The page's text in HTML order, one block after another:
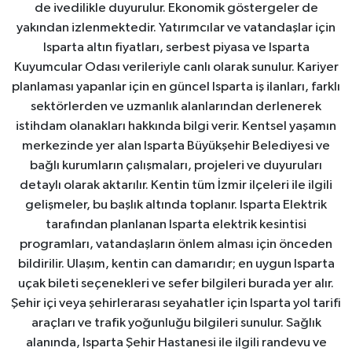
de ivedilikle duyurulur. Ekonomik göstergeler de
yakından izlenmektedir. Yatırımcılar ve vatandaşlar için
Isparta altın fiyatları, serbest piyasa ve Isparta
Kuyumcular Odası verileriyle canlı olarak sunulur. Kariyer
planlaması yapanlar için en güncel Isparta iş ilanları, farklı
sektörlerden ve uzmanlık alanlarından derlenerek
istihdam olanakları hakkında bilgi verir. Kentsel yaşamın
merkezinde yer alan Isparta Büyükşehir Belediyesi ve
bağlı kurumların çalışmaları, projeleri ve duyuruları
detaylı olarak aktarılır. Kentin tüm İzmir ilçeleri ile ilgili
gelişmeler, bu başlık altında toplanır. Isparta Elektrik
tarafından planlanan Isparta elektrik kesintisi
programları, vatandaşların önlem alması için önceden
bildirilir. Ulaşım, kentin can damarıdır; en uygun Isparta
uçak bileti seçenekleri ve sefer bilgileri burada yer alır.
Şehir içi veya şehirlerarası seyahatler için Isparta yol tarifi
araçları ve trafik yoğunluğu bilgileri sunulur. Sağlık
alanında, Isparta Şehir Hastanesi ile ilgili randevu ve